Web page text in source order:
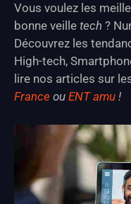
Vous voulez les
bonne veille tech ?
Découvrez les
High-tech,
lire nos articles sur
France ou ENT amu !